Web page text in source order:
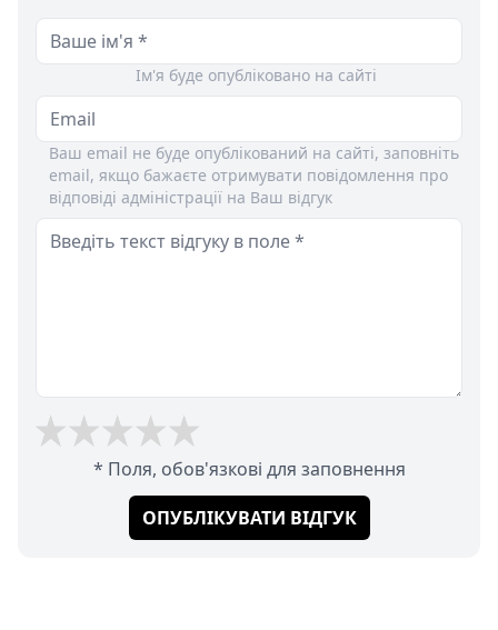
Ім'я буде опубліковано на сайті
Ваш email не буде опублікований на сайті, заповніть
email, якщо бажаєте отримувати повідомлення про
відповіді адміністрації на Ваш відгук
* Поля, обов'язкові для заповнення
ОПУБЛІКУВАТИ ВІДГУК